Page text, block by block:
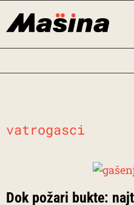
vatrogasci
Dok požari bukte: